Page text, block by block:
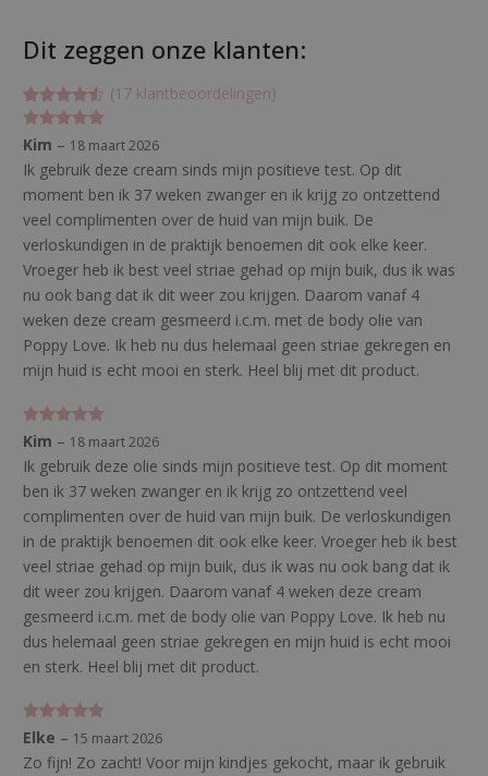
Dit zeggen onze klanten:
Gewaardeer
4.52941176
47059
op
5
gebaseerd
17
waardering
en
(17klantbeoordelingen)
Gewaardeerd
5uit 5
Kim – 18 maart 2026
Ik gebruik deze cream sinds mijn positieve test. Op dit
moment ben ik 37 weken zwanger en ik krijg zo ontzettend
veel complimenten over de huid van mijn buik. De
verloskundigen in de praktijk benoemen dit ook elke keer.
Vroeger heb ik best veel striae gehad op mijn buik, dus ik was
nu ook bang dat ik dit weer zou krijgen. Daarom vanaf 4
weken deze cream gesmeerd i.c.m. met de body olie van
Poppy Love. Ik heb nu dus helemaal geen striae gekregen en
mijn huid is echt mooi en sterk. Heel blij met dit product.
Gewaardeerd
5uit 5
Kim – 18 maart 2026
Ik gebruik deze olie sinds mijn positieve test. Op dit moment
ben ik 37 weken zwanger en ik krijg zo ontzettend veel
complimenten over de huid van mijn buik. De verloskundigen
in de praktijk benoemen dit ook elke keer. Vroeger heb ik best
veel striae gehad op mijn buik, dus ik was nu ook bang dat ik
dit weer zou krijgen. Daarom vanaf 4 weken deze cream
gesmeerd i.c.m. met de body olie van Poppy Love. Ik heb nu
dus helemaal geen striae gekregen en mijn huid is echt mooi
en sterk. Heel blij met dit product.
Gewaardeerd
5uit 5
Elke – 15 maart 2026
Zo fijn! Zo zacht! Voor mijn kindjes gekocht, maar ik gebruik